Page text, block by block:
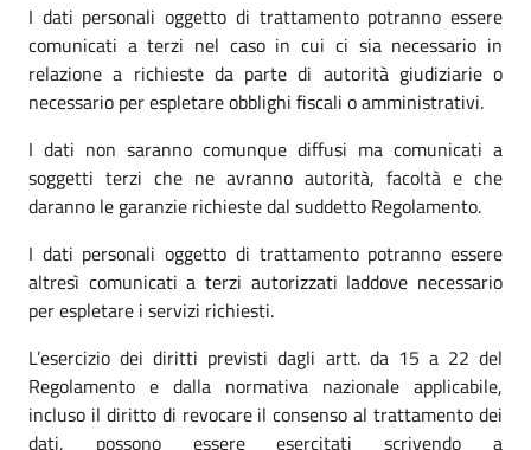
I dati personali oggetto di trattamento potranno essere
comunicati a terzi nel caso in cui ci sia necessario in
relazione a richieste da parte di autorità giudiziarie o
necessario per espletare obblighi fiscali o amministrativi.
I dati non saranno comunque diffusi ma comunicati a
soggetti terzi che ne avranno autorità, facoltà e che
daranno le garanzie richieste dal suddetto Regolamento.
I dati personali oggetto di trattamento potranno essere
altresì comunicati a terzi autorizzati laddove necessario
per espletare i servizi richiesti.
L’esercizio dei diritti previsti dagli artt. da 15 a 22 del
Regolamento e dalla normativa nazionale applicabile,
incluso il diritto di revocare il consenso al trattamento dei
dati, possono essere esercitati scrivendo a